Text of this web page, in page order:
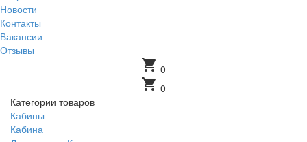
Новости
Контакты
Вакансии
Отзывы
shopping_cart 0
shopping_cart 0
Категории товаров
Кабины
Кабина